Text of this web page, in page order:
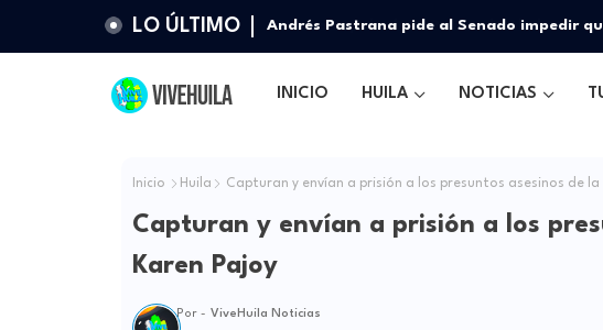
LO ÚLTIMO Nueva cúpula de la Policía de Abelardo
INICIO HUILA NOTICIAS
Inicio Huila Capturan y envían a prisión a los presuntos asesinos de
Capturan y envían a prisión a los
Karen Pajoy
Por - ViveHuila Noticias